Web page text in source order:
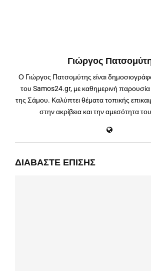
Γιώργος
Ο Γιώργος Πατσομύτης είναι
του Samos24.gr, με καθημερινή
της Σάμου. Καλύπτει θέματα τοπικής
στην ακρίβεια και την αμεσότητα
ΔΙΑΒΆΣΤΕ ΕΠΊΣΗΣ